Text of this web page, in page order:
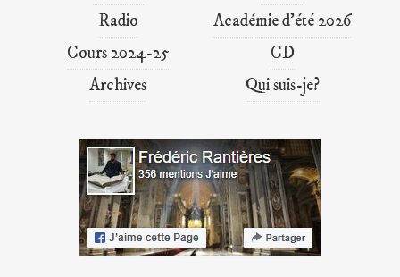
Radio
Académie d’été 2026
Cours 2024-25
CD
Archives
Qui suis-je?